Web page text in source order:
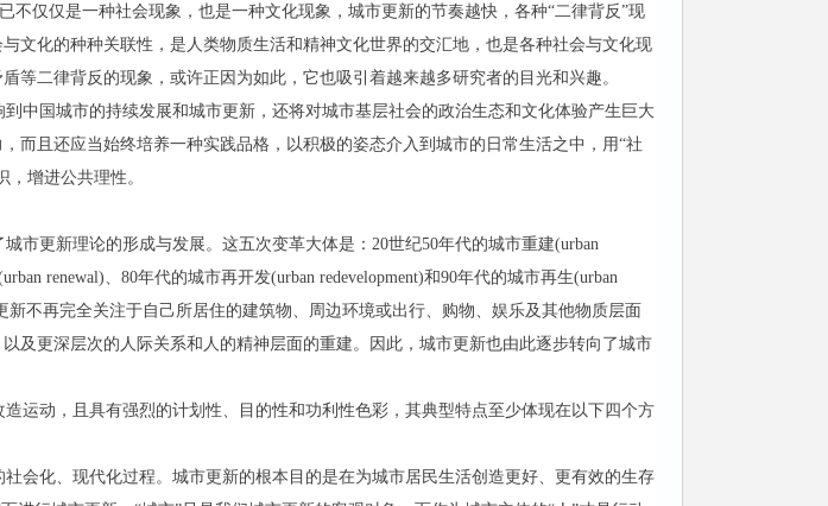
不仅仅是一种社会现象，也是一种文化现象，城市更新的节奏越快，各种“二律背反”现
文化的种种关联性，是人类物质生活和精神文化世界的交汇地，也是各种社会与文化现
二律背反的现象，或许正因为如此，它也吸引着越来越多研究者的目光和兴趣。
中国城市的持续发展和城市更新，还将对城市基层社会的政治生态和文化体验产生巨大
而且还应当始终培养一种实践品格，以积极的姿态介入到城市的日常生活之中，用“社
增进公共理性。
市更新理论的形成与发展。这五次变革大体是：20世纪50年代的城市重建(urban
renewal)、80年代的城市再开发(urban redevelopment)和90年代的城市再生(urban
不再完全关注于自己所居住的建筑物、周边环境或出行、购物、娱乐及其他物质层面
及更深层次的人际关系和人的精神层面的重建。因此，城市更新也由此逐步转向了城市
运动，且具有强烈的计划性、目的性和功利性色彩，其典型特点至少体现在以下四个方
会化、现代化过程。城市更新的根本目的是在为城市居民生活创造更好、更有效的生存